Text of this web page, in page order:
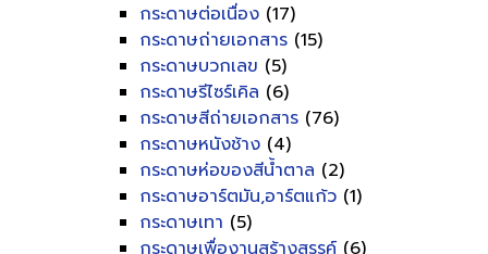
กระดาษต่อเนื่อง (17)
กระดาษถ่ายเอกสาร (15)
กระดาษบวกเลข (5)
กระดาษรีไซร์เคิล (6)
กระดาษสีถ่ายเอกสาร (76)
กระดาษหนังช้าง (4)
กระดาษห่อของสีน้ำตาล (2)
กระดาษอาร์ตมัน,อาร์ตแก้ว (1)
กระดาษเทา (5)
กระดาษเพื่องานสร้างสรรค์ (6)